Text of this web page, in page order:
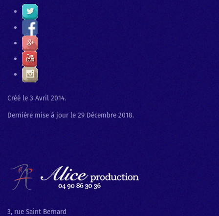
Créé le 3 Avril 2014.
Dernière mise à jour le 29 Décembre 2018.
3, rue Saint Bernard